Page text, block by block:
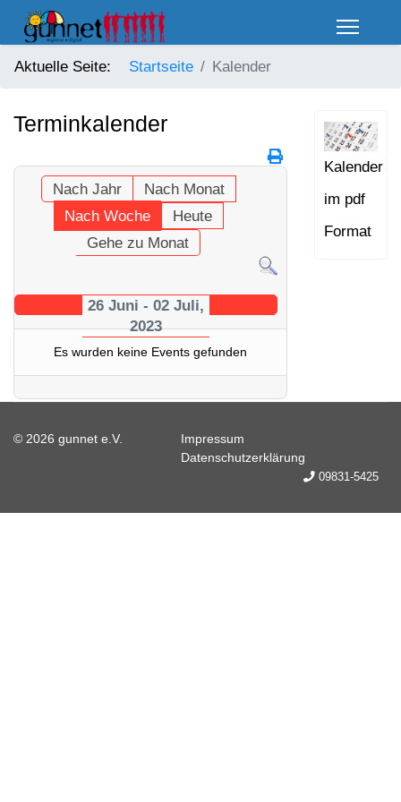
Aktuelle Seite: Startseite Kalender
Terminkalender
Nach Jahr
Nach Monat
Nach Woche
Heute
Gehe zu Monat
26 Juni - 02 Juli,
2023
Es wurden keine Events gefunden
Kalender
im pdf
Format
© 2026 gunnet e.V.
Impressum
Datenschutzerklärung
09831-5425